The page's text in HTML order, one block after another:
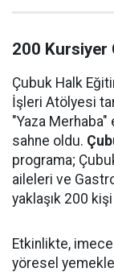
200 Kursiyer
Çubuk Halk
İşleri Atölyesi
"Yaza
sahne oldu.
programa;
aileleri ve
yaklaşık 200 kişi
Etkinlikte,
yöresel